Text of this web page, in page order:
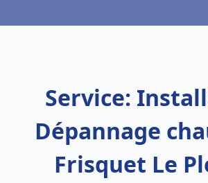
Service:
Dépannage
Frisquet Le